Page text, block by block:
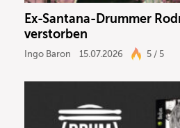
Ex-Santana-Drummer
verstorben
Ingo Baron 15.07.2026 5 / 5